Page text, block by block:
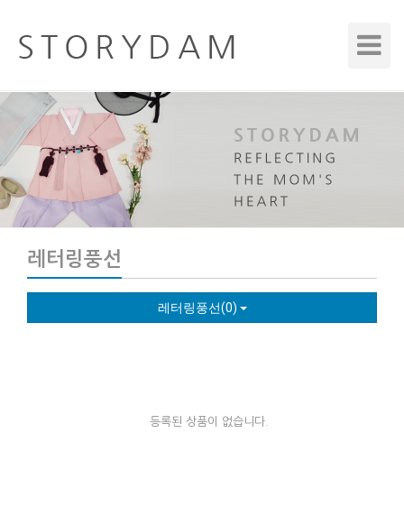
Toggle
레터링풍선
레터링풍선(0)
등록된 상품이 없습니다.